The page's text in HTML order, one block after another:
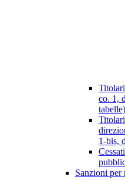
co. 1,
tabelle)
1-bis,
Sanzioni per